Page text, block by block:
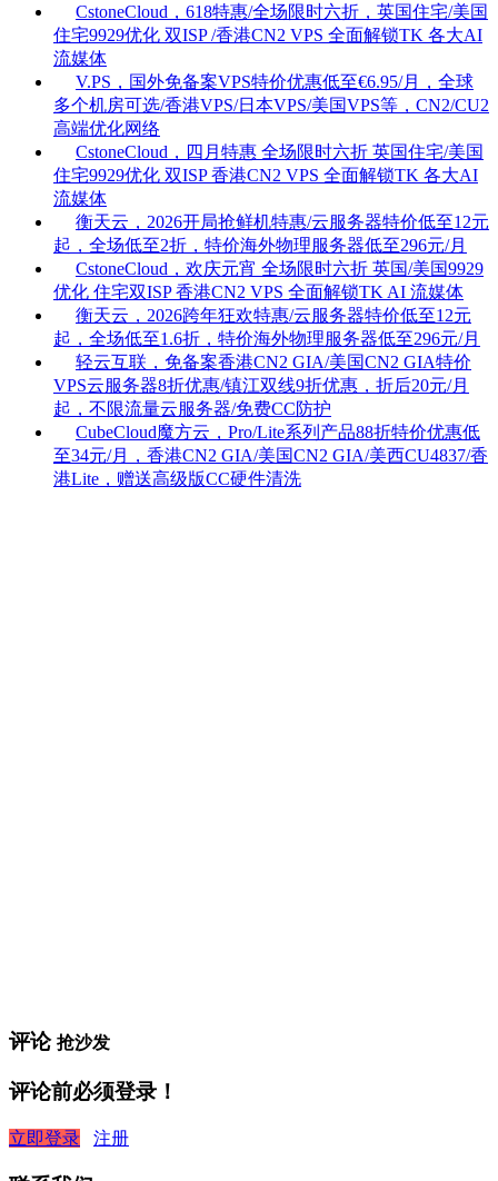
CstoneCloud，618特惠/全场限时六折，英国住宅/美国
住宅9929优化 双ISP /香港CN2 VPS 全面解锁TK 各大AI
流媒体
V.PS，国外免备案VPS特价优惠低至€6.95/月，全球
多个机房可选/香港VPS/日本VPS/美国VPS等，CN2/CU2
高端优化网络
CstoneCloud，四月特惠 全场限时六折 英国住宅/美国
住宅9929优化 双ISP 香港CN2 VPS 全面解锁TK 各大AI
流媒体
衡天云，2026开局抢鲜机特惠/云服务器特价低至12元
起，全场低至2折，特价海外物理服务器低至296元/月
CstoneCloud，欢庆元宵 全场限时六折 英国/美国9929
优化 住宅双ISP 香港CN2 VPS 全面解锁TK AI 流媒体
衡天云，2026跨年狂欢特惠/云服务器特价低至12元
起，全场低至1.6折，特价海外物理服务器低至296元/月
轻云互联，免备案香港CN2 GIA/美国CN2 GIA特价
VPS云服务器8折优惠/镇江双线9折优惠，折后20元/月
起，不限流量云服务器/免费CC防护
CubeCloud魔方云，Pro/Lite系列产品88折特价优惠低
至34元/月，香港CN2 GIA/美国CN2 GIA/美西CU4837/香
港Lite，赠送高级版CC硬件清洗
评论 抢沙发
评论前必须登录！
立即登录 注册